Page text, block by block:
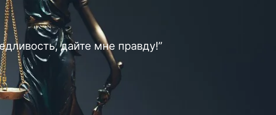
дайте мне правду!”